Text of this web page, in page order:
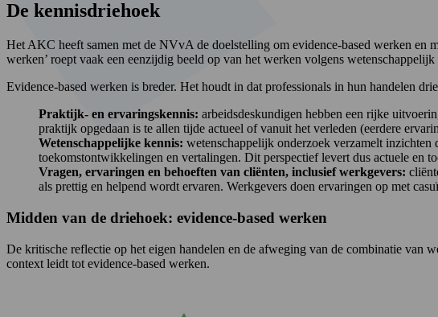
De kennisdriehoek
Het AKC heeft samen met de NVvA de doelstelling om evidence-based werken en
werken’ roept vaak een eenzijdig beeld op van het werken volgens
Evidence-based werken is breder. Het houdt in dat professionals in hun handelen
Praktijk- en ervaringskennis: arbeidsdeskundigen hebben een rijke
praktijk opgedaan is te allen tijde actueel of vanuit het verleden (eerdere
Wetenschappelijke kennis: wetenschappelijk onderzoek verzamelt
toekomstontwikkelingen en vertalingen. Dit perspectief levert dus actuele en
Vragen, ervaringen en behoeften van cliënten, inclusief werkgevers:
als prettig en helpend wordt ervaren. Werkgevers doen ervaringen op met
Midden van de driehoek: evidence-based werken
De kritische reflectie op het eigen handelen en de afweging van de combinatie van
context leidt tot evidence-based werken.